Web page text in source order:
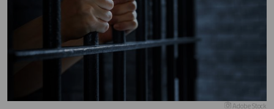
Adobe Stock